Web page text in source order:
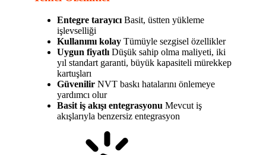
Entegre tarayıcı Basit, üstten yükleme
işlevselliği
Kullanımı kolay Tümüyle sezgisel özellikler
Uygun fiyatlı Düşük sahip olma maliyeti, iki
yıl standart garanti, büyük kapasiteli mürekkep
kartuşları
Güvenilir NVT baskı hatalarını önlemeye
yardımcı olur
Basit iş akışı entegrasyonu Mevcut iş
akışlarıyla benzersiz entegrasyon